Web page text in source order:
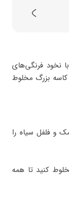
نخود فرنگی‌های
کاسه بزرگ مخلوط
و فلفل سیاه را
کنید تا همه